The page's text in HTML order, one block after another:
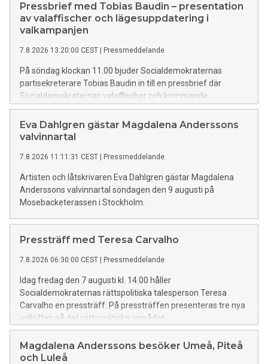
Pressbrief med Tobias Baudin – presentation
av valaffischer och lägesuppdatering i
valkampanjen
7.8.2026 13:20:00 CEST Pressmeddelande
På söndag klockan 11.00 bjuder Socialdemokraternas
partisekreterare Tobias Baudin in till en pressbrief där
Socialdemokraternas valaffischer och kommande
kampanjer presenteras. Baudin ger också en uppdatering
om läget i valkampanjen.
Eva Dahlgren gästar Magdalena Anderssons
valvinnartal
7.8.2026 11:11:31 CEST Pressmeddelande
Artisten och låtskrivaren Eva Dahlgren gästar Magdalena
Anderssons valvinnartal söndagen den 9 augusti på
Mosebacketerassen i Stockholm.
Pressträff med Teresa Carvalho
7.8.2026 06:30:00 CEST Pressmeddelande
Idag fredag den 7 augusti kl. 14.00 håller
Socialdemokraternas rättspolitiska talesperson Teresa
Carvalho en pressträff. På pressträffen presenteras tre nya
vallöften på det rättspolitiska området.
Magdalena Anderssons besöker Umeå, Piteå
och Luleå